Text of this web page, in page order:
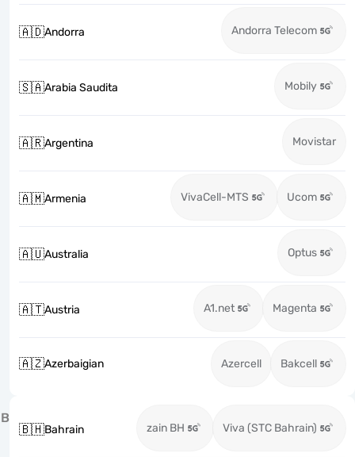
🇦🇩Andorra Andorra Telecom
🇸🇦Arabia Saudita Mobily
🇦🇷Argentina Movistar
🇦🇲Armenia VivaCell-MTS Ucom
🇦🇺Australia Optus
🇦🇹Austria A1.net Magenta
🇦🇿Azerbaigian Azercell Bakcell
B
🇧🇭Bahrain zain BH Viva (STC Bahrain)